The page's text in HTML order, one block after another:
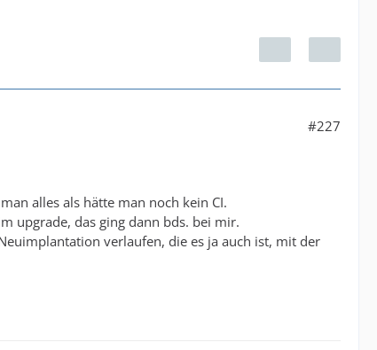
#227
alles als hätte man noch kein CI.
upgrade, das ging dann bds. bei mir.
verlaufen, die es ja auch ist, mit der